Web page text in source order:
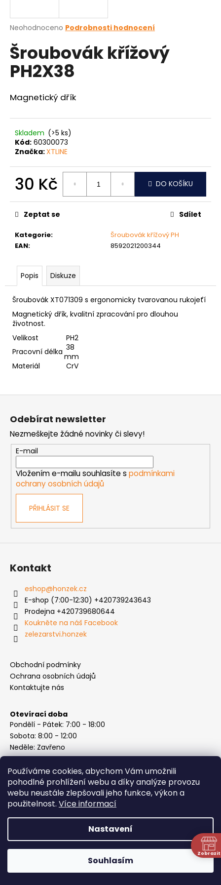
Používáme cookies, abychom Vám umožnili
pohodlné prohlížení webu a díky analýze provozu
webu neustále zlepšovali jeho funkce, výkon a
použitelnost. Více informací
Nastavení
Souhlasím
Průměrné
produktu
je
0,0
hvězdiček.
Neohodnoceno Podrobnosti hodnocení
Šroubovák křížový
PH2X38
Magnetický dřík
Skladem (>5 ks)
Kód: 60300073
Značka:XTLINE
30 Kč
cena:
DO KOŠÍKU
Kategorie:
Šroubovák křížový PH
EAN: 8592021200344
Zeptat se Sdílet
Popis Diskuze
Šroubovák XT071309 s ergonomicky tvarovanou rukojeťí
Magnetický dřík, kvalitní zpracování pro dlouhou
životnost.
Velikost
PH2
Pracovní délka 38
mm
Materiál
CrV
j
t
?
D
o
p
o
r
u
u
m
NÝT
DUTÝ
DVOJDÍLNÝ
NIKL
2
Kč
Z
Odebírat newsletter
Nezmeškejte žádné novinky či slevy!
E-mail
Vložením e-mailu souhlasíte s podmínkami
ochrany osobních údajů
PŘIHLÁSIT SE
Kontakt
eshop@honzek.cz
E-shop (7:00-12:30) +420739243643
Prodejna +420739680644
Koukněte na náš Facebook
zelezarstvi.honzek
Obchodní podmínky
Ochrana osobních údajů
Kontaktujte nás
Otevírací doba
Pondělí - Pátek: 7:00 - 18:00
Sobota: 8:00 - 12:00
Neděle: Zavřeno
Instagram
Copyright 2026ABC Železářství Honzek. Všechna práva
vyhrazena.
Zobrazit